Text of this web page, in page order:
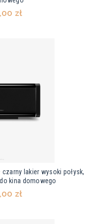
zł
lakier wysoki połysk,
kina domowego
zł